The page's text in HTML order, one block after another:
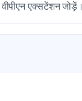
वीपीएन एक्सटेंशन जोड़ें।